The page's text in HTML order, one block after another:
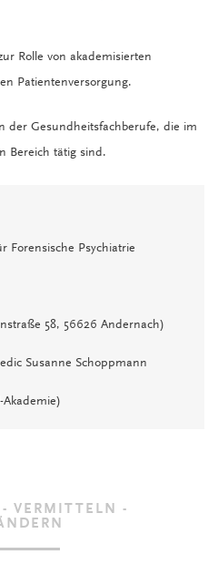
Rolle von akademisierten
Patientenversorgung.
der Gesundheitsfachberufe, die im
Bereich tätig sind.
Forensische Psychiatrie
58, 56626 Andernach)
Susanne Schoppmann
Akademie)
VERMITTELN -